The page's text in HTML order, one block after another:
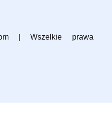
| Wszelkie prawa